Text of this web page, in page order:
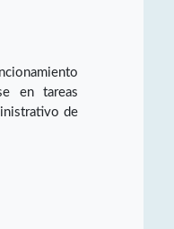
en tareas
de